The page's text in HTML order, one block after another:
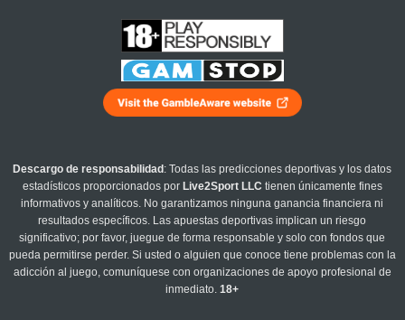
Descargo de responsabilidad : Todas las predicciones deportivas y los datos
estadísticos proporcionados por Live2Sport LLC tienen únicamente fines
informativos y analíticos. No garantizamos ninguna ganancia financiera ni
resultados específicos. Las apuestas deportivas implican un riesgo
significativo; por favor, juegue de forma responsable y solo con fondos que
pueda permitirse perder. Si usted o alguien que conoce tiene problemas con la
adicción al juego, comuníquese con organizaciones de apoyo profesional de
inmediato.18+